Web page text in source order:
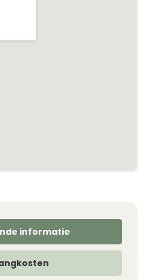
informatie